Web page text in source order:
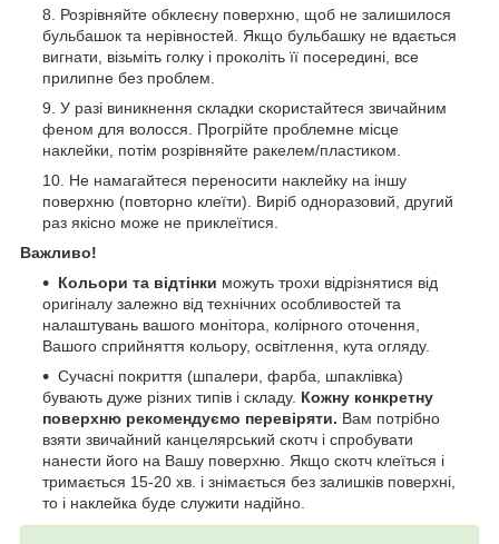
Розрівняйте обклеєну поверхню, щоб не залишилося
бульбашок та нерівностей. Якщо бульбашку не вдається
вигнати, візьміть голку і проколіть її посередині, все
прилипне без проблем.
У разі виникнення складки скористайтеся звичайним
феном для волосся. Прогрійте проблемне місце
наклейки, потім розрівняйте ракелем/пластиком.
Не намагайтеся переносити наклейку на іншу
поверхню (повторно клеїти). Виріб одноразовий, другий
раз якісно може не приклеїтися.
Важливо!
Кольори та відтінки можуть трохи відрізнятися від
оригіналу залежно від технічних особливостей та
налаштувань вашого монітора, колірного оточення,
Вашого сприйняття кольору, освітлення, кута огляду.
Сучасні покриття (шпалери, фарба, шпаклівка)
бувають дуже різних типів і складу. Кожну конкретну
поверхню рекомендуємо перевіряти. Вам потрібно
взяти звичайний канцелярський скотч і спробувати
нанести його на Вашу поверхню. Якщо скотч клеїться і
тримається 15-20 хв. і знімається без залишків поверхні,
то і наклейка буде служити надійно.